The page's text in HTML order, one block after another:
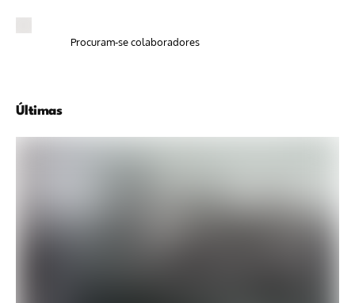
Procuram-se colaboradores
Últimas